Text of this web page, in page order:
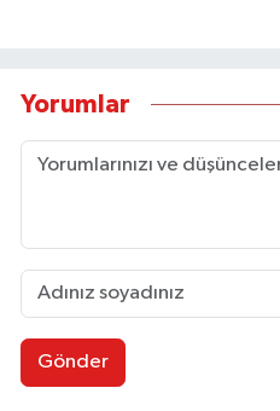
Yorumlar
Gönder